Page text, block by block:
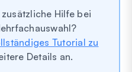
Hilfe bei
Tutorial zu
Details an.